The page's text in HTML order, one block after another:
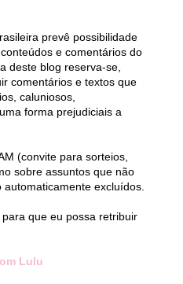
prevê possibilidade
e comentários do
deste blog reserva-se,
comentários e textos que
caluniosos,
forma prejudiciais a
(convite para sorteios,
sobre assuntos que não
excluídos.
que eu possa retribuir
Lulu